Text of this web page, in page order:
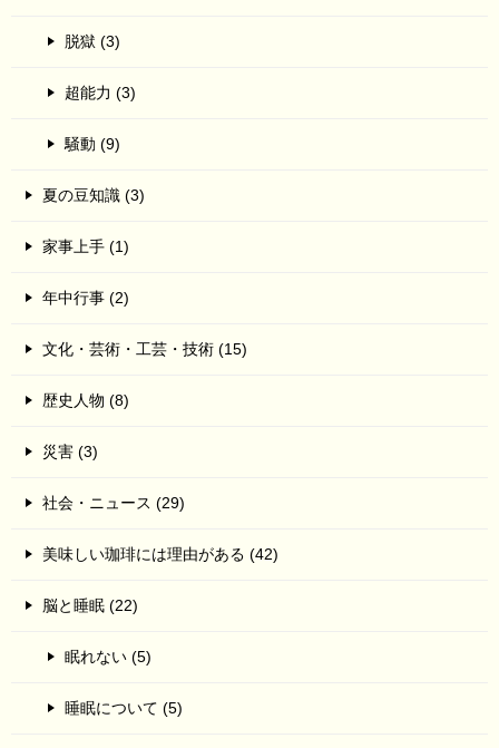
脱獄 (3)
超能力 (3)
騒動 (9)
夏の豆知識 (3)
家事上手 (1)
年中行事 (2)
文化・芸術・工芸・技術 (15)
歴史人物 (8)
災害 (3)
社会・ニュース (29)
美味しい珈琲には理由がある (42)
脳と睡眠 (22)
眠れない (5)
睡眠について (5)